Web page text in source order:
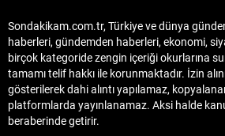
Sondakikam.com.tr, Türkiye ve dünya
haberleri, gündemden haberleri, ekonomi,
birçok kategoride zengin içeriği okurlarına
tamamı telif hakkı ile korunmaktadır. İzin
gösterilerek dahi alıntı yapılamaz,
platformlarda yayınlanamaz. Aksi halde
beraberinde getirir.